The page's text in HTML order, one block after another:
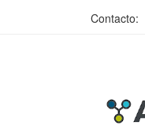
Contacto: